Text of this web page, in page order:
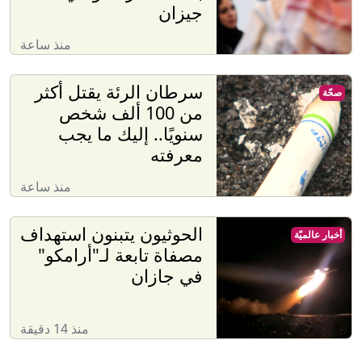
جيزان
منذ ساعة
سرطان الرئة يقتل أكثر
من 100 ألف شخص
سنويًا.. إليك ما يجب
معرفته
منذ ساعة
صحّة
الحوثيون يتبنون استهداف
مصفاة تابعة لـ"أرامكو"
في جازان
منذ 14 دقيقة
أخبار عالميّة